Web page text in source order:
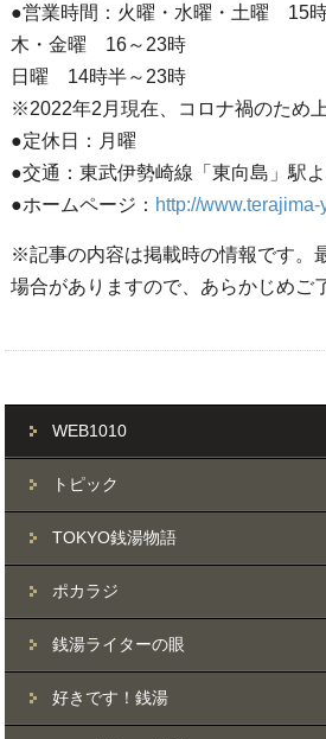
●営業時間：火曜・水曜・土曜 15
木・金曜 16～23時
日曜 14時半～23時
※2022年2月現在、コロナ禍のため
●定休日：月曜
●交通：東武伊勢崎線「東向島」駅
●ホームページ： http://
※記事の内容は掲載時の情報です。
場合がありますので、あらかじめご
WEB1010
トピック
TOKYO銭湯物語
ポカラジ
銭湯ライターの眼
好きです！銭湯